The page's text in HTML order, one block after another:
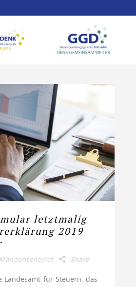
letztmalig
2019
Mandantenbrief Share
Landesamt für Steuern, das